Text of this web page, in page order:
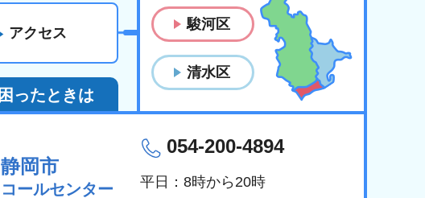
アクセス
駿河区
清水区
困ったときは
静岡市
コールセンター
054-200-4894
平日：8時から20時